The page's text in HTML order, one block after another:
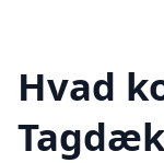
Hvad